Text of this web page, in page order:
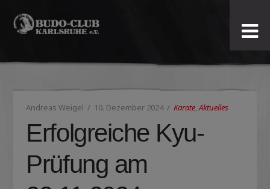
Budo-
Club
Karlsruhe
e.V.
Andreas Weigel 10. Dezember 2024 Karate,Aktuelles
Erfolgreiche Kyu-
Prüfung am